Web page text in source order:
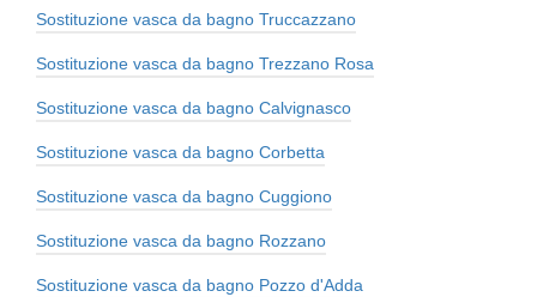
Sostituzione vasca da bagno Truccazzano
Sostituzione vasca da bagno Trezzano Rosa
Sostituzione vasca da bagno Calvignasco
Sostituzione vasca da bagno Corbetta
Sostituzione vasca da bagno Cuggiono
Sostituzione vasca da bagno Rozzano
Sostituzione vasca da bagno Pozzo d'Adda